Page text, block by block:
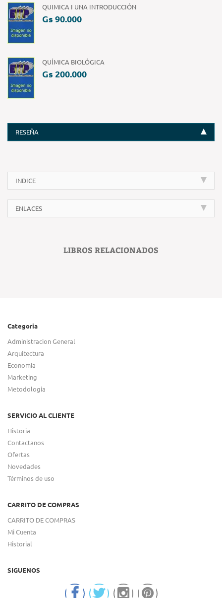
QUIMICA I UNA INTRODUCCIÓN
Gs 90.000
QUÍMICA BIOLÓGICA
Gs 200.000
RESEÑA
INDICE
ENLACES
LIBROS RELACIONADOS
Categoria
Administracion General
Arquitectura
Economia
Marketing
Metodologia
SERVICIO AL CLIENTE
Historia
Contactanos
Ofertas
Novedades
Términos de uso
CARRITO DE COMPRAS
CARRITO DE COMPRAS
Mi Cuenta
Historial
SIGUENOS